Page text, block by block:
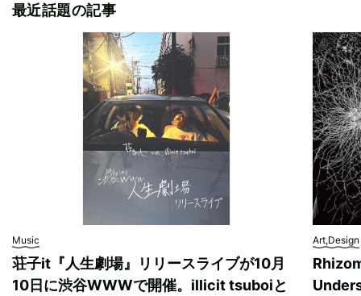
最近話題の記事
Music
荘子it『人生劇場』リリースライブが10月
10日に渋谷WWWで開催。illicit tsuboiと
Art,Design